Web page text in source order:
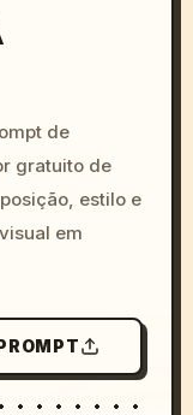
8k --v 6.0de
gratuito de
estilo e
em